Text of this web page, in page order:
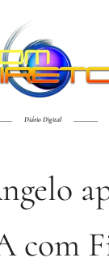
Diário Digital
com